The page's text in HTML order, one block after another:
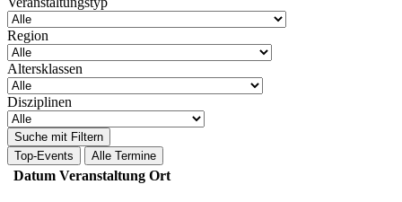
Region
Altersklassen
Disziplinen
Suche mit Filtern
Top-Events
Alle Termine
Datum Veranstaltung Ort